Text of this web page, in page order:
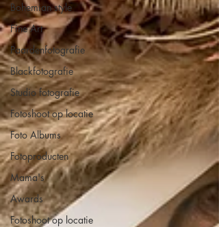
Bohemian style
Fine Art
Paardenfotografie
Blackfotografie
Studio fotografie
Fotoshoot op locatie
Foto Albums
Fotoproducten
Mama's
Awards
Fotoshoot op locatie